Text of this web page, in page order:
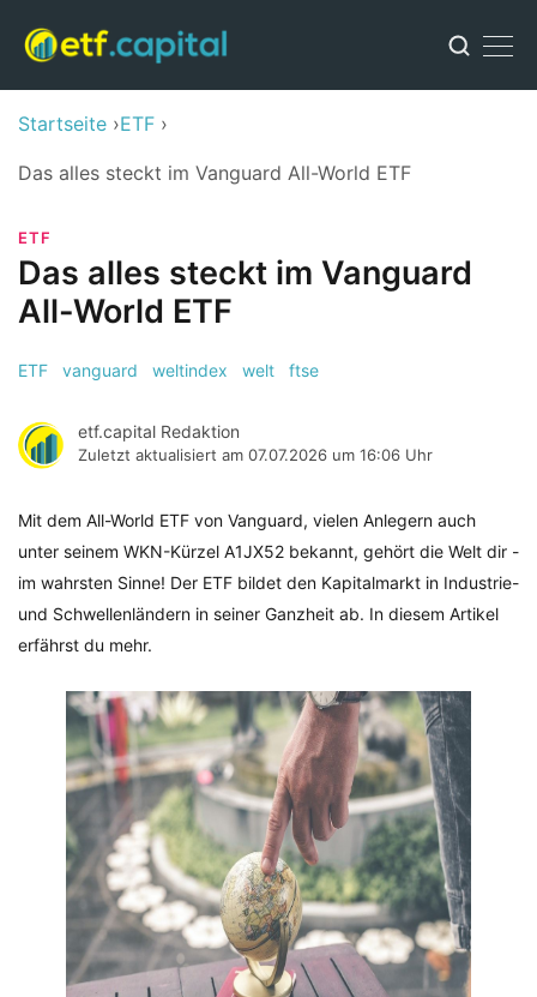
Startseite ETF
Das alles steckt im Vanguard All-World ETF
ETF
Das alles steckt im Vanguard
All-World ETF
ETF vanguard weltindex welt ftse
etf.capital Redaktion
Zuletzt aktualisiert am 07.07.2026 um 16:06 Uhr
Mit dem All-World ETF von Vanguard, vielen Anlegern auch
unter seinem WKN-Kürzel A1JX52 bekannt, gehört die Welt dir -
im wahrsten Sinne! Der ETF bildet den Kapitalmarkt in Industrie-
und Schwellenländern in seiner Ganzheit ab. In diesem Artikel
erfährst du mehr.